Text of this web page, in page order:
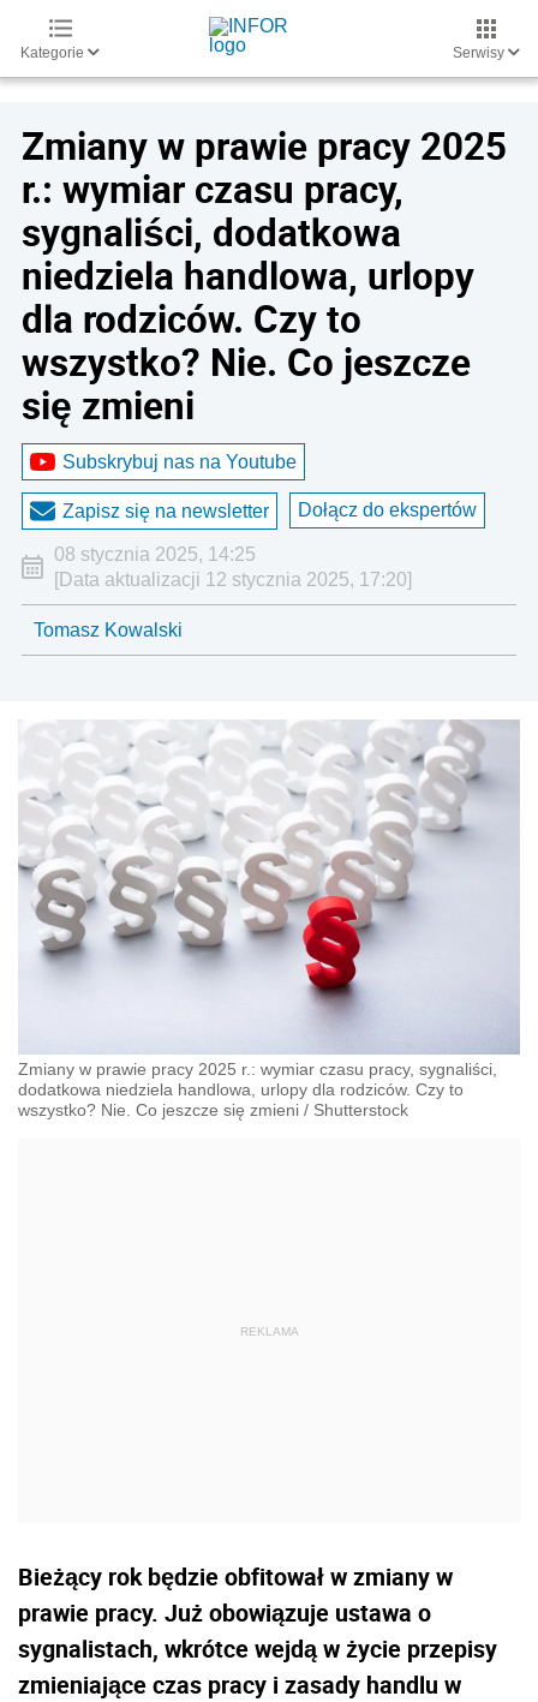
Kategorie Serwisy
Zmiany w prawie pracy 2025
r.: wymiar czasu pracy,
sygnaliści, dodatkowa
niedziela handlowa, urlopy
dla rodziców. Czy to
wszystko? Nie. Co jeszcze
się zmieni
Subskrybuj nas na Youtube
Zapisz się na newsletter Dołącz do ekspertów
08 stycznia 2025, 14:25
[Data aktualizacji 12 stycznia 2025, 17:20]
Tomasz Kowalski
Zmiany w prawie pracy 2025 r.: wymiar czasu pracy, sygnaliści,
dodatkowa niedziela handlowa, urlopy dla rodziców. Czy to
wszystko? Nie. Co jeszcze się zmieni / Shutterstock
Bieżący rok będzie obfitował w zmiany w
prawie pracy. Już obowiązuje ustawa o
sygnalistach, wkrótce wejdą w życie przepisy
zmieniające czas pracy i zasady handlu w